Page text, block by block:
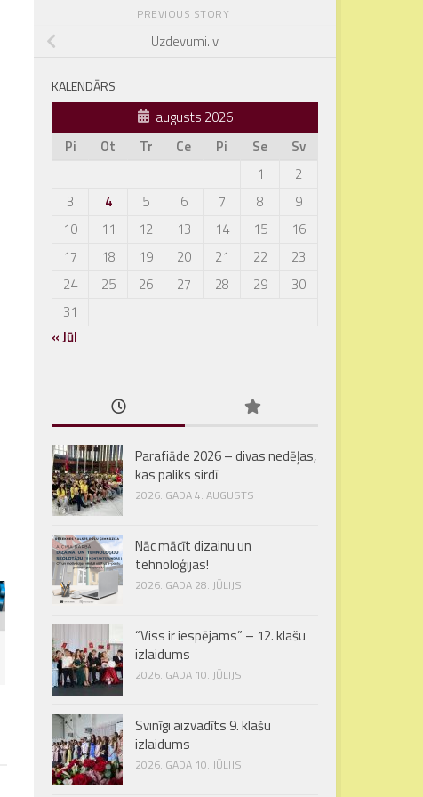
PREVIOUS STORY
Uzdevumi.lv
KALENDĀRS
augusts 2026
Pi
Ot Tr Ce Pi Se
Sv
1
2
3
4 5 6 7 8
9
10
11 12 13 14 15
16
17
18 19 20 21 22
23
24
25 26 27 28 29
30
31
« Jūl
Parafiāde 2026 – divas nedēļas,
kas paliks sirdī
2026. GADA 4. AUGUSTS
Nāc mācīt dizainu un
tehnoloģijas!
2026. GADA 28. JŪLIJS
“Viss ir iespējams” – 12. klašu
izlaidums
2026. GADA 10. JŪLIJS
Svinīgi aizvadīts 9. klašu
izlaidums
2026. GADA 10. JŪLIJS